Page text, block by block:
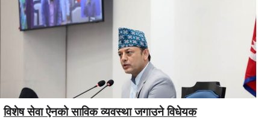
विशेष सेवा ऐनको साविक व्यवस्था जगाउने विधेयक